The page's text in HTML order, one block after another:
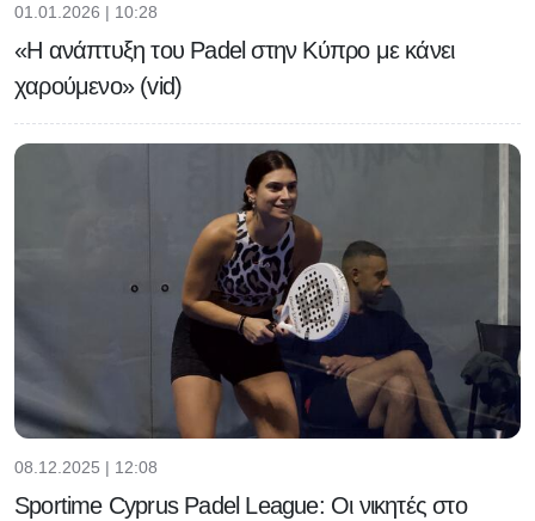
01.01.2026 | 10:28
«Η ανάπτυξη του Padel στην Κύπρο με κάνει
χαρούμενο» (vid)
08.12.2025 | 12:08
Sportime Cyprus Padel League: Οι νικητές στο